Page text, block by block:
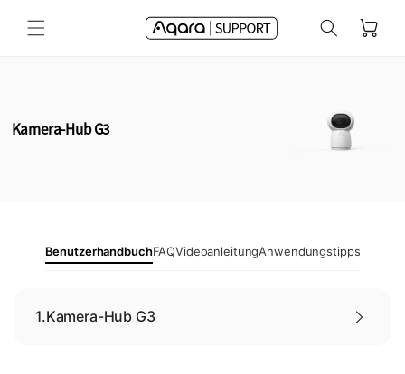
zum
Inhalt
Warenkorb
Kamera-Hub G3
BenutzerhandbuchFAQVideoanleitungAnwendungstipps
1.Kamera-Hub G3